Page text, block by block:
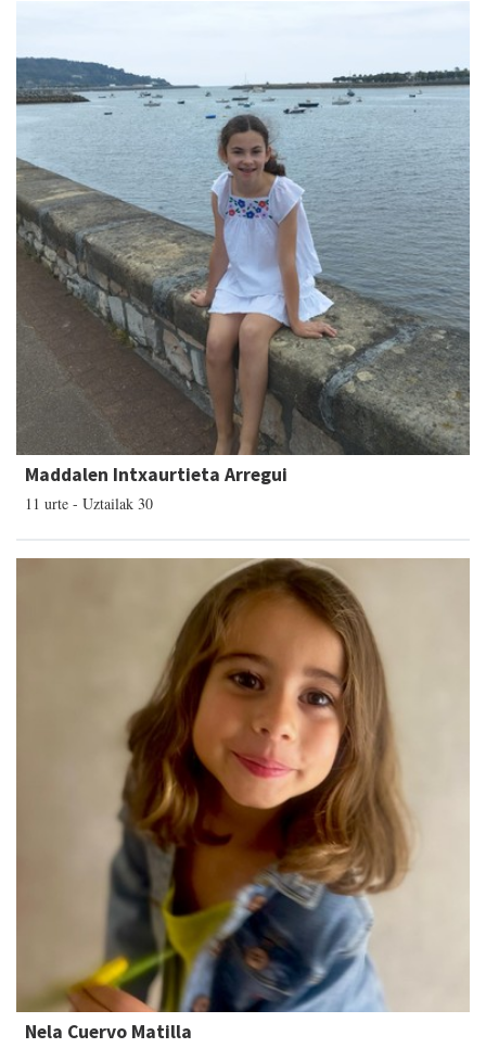
Maddalen Intxaurtieta Arregui
11 urte - Uztailak 30
Nela Cuervo Matilla